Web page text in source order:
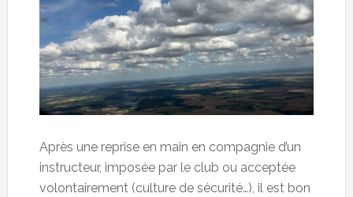
Après une reprise en main en compagnie d’un
instructeur, imposée par le club ou acceptée
volontairement (culture de sécurité…), il est bon